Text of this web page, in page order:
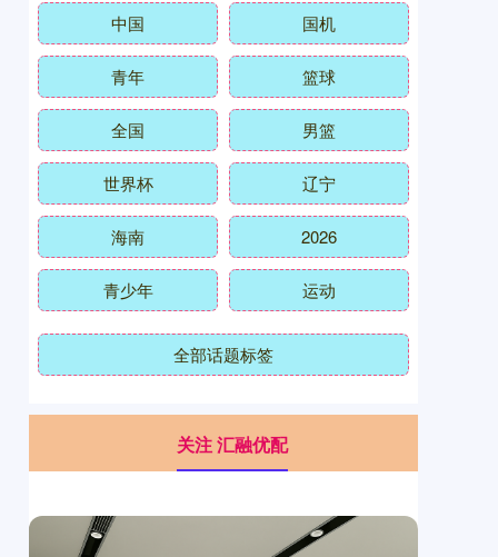
中国 国机
青年 篮球
全国 男篮
世界杯 辽宁
海南 2026
青少年 运动
全部话题标签
关注 汇融优配